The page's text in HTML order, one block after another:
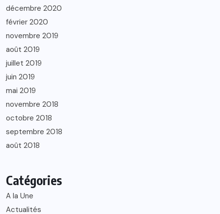
décembre 2020
février 2020
novembre 2019
août 2019
juillet 2019
juin 2019
mai 2019
novembre 2018
octobre 2018
septembre 2018
août 2018
Catégories
A la Une
Actualités